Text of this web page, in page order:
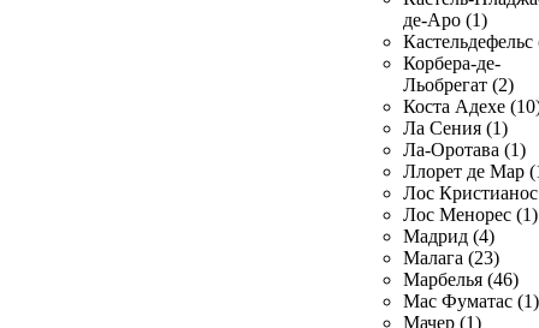
де-Аро (1)
Кастельдефельс
Корбера-де-
Льобрегат (2)
Коста Адехе
Ла Сения (1)
Ла-Оротава (1)
Ллорет де Мар
Лос
Лос Менорес (1)
Мадрид (4)
Малага (23)
Марбелья (46)
Мас Фуматас (1)
Мачер (1)